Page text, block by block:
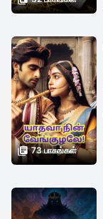
 73 பாகங்கள்